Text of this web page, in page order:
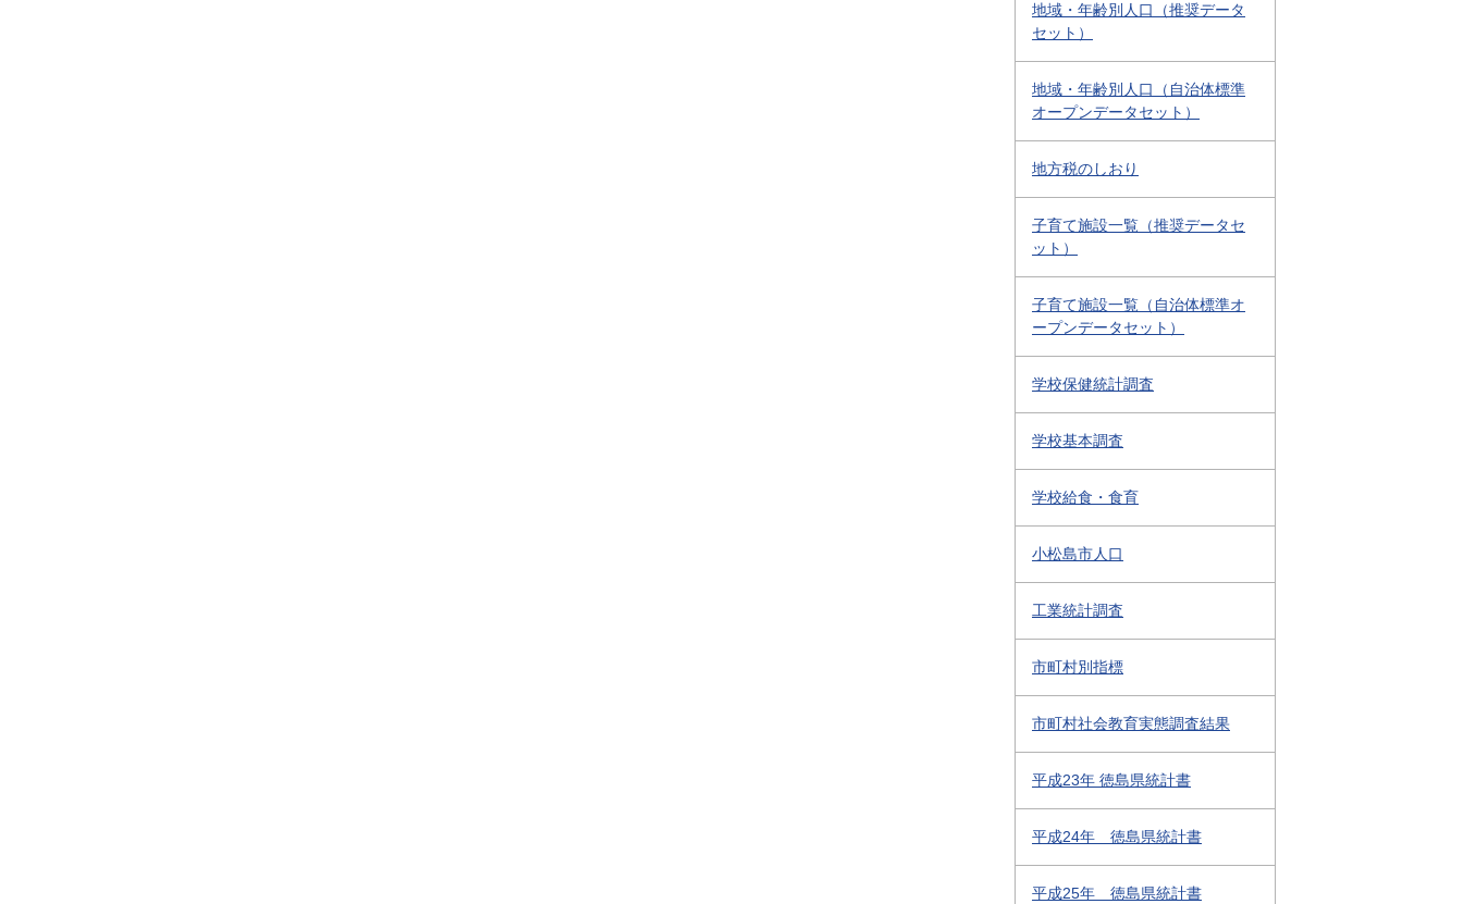
地域・年齢別人口（推奨データ
セット）
地域・年齢別人口（自治体標準
オープンデータセット）
地方税のしおり
子育て施設一覧（推奨データセ
ット）
子育て施設一覧（自治体標準オ
ープンデータセット）
学校保健統計調査
学校基本調査
学校給食・食育
小松島市人口
工業統計調査
市町村別指標
市町村社会教育実態調査結果
平成23年 徳島県統計書
平成24年 徳島県統計書
平成25年 徳島県統計書